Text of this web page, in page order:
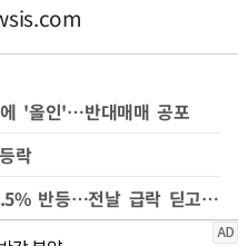
'올인'…반대매매 공포
락
삼전 29만원대 약세·SK하닉 2.5% 반등…전날 급락 딛고 희비[핫스탁]